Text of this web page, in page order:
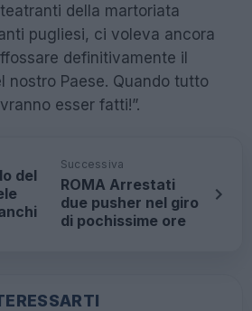
della martoriata
pugliesi, ci voleva ancora
definitivamente il
nostro Paese. Quando tutto
esser fatti!”.
del
Successiva
ROMA Arrestati
due pusher nel giro
di pochissime ore